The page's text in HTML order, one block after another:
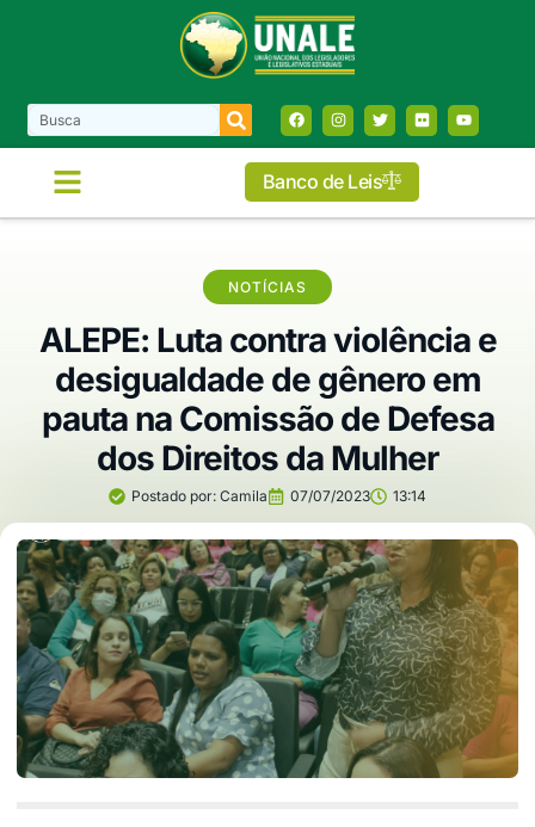
Banco de Leis
NOTÍCIAS
ALEPE: Luta contra violência e
desigualdade de gênero em
pauta na Comissão de Defesa
dos Direitos da Mulher
Postado por: Camila 07/07/2023 13:14